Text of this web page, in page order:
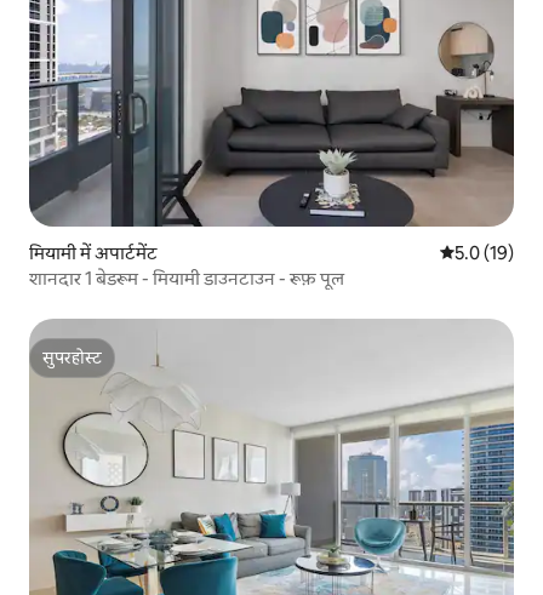
मियामी में अपार्टमेंट औसत रेटिंग 5
5.0 (19)
शानदार 1 बेडरूम - मियामी डाउनटाउन - रूफ़ पूल
सुपरहोस्ट
सुपरहोस्ट